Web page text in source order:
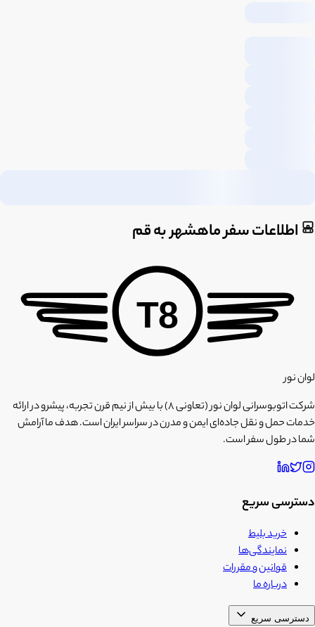
اطلاعات سفر ماهشهر به قم
T8
لوان نور
شرکت اتوبوسرانی لوان نور (تعاونی ۸) با بیش از نیم قرن تجربه، پیشرو در ارائه
خدمات حمل و نقل جاده‌ای ایمن و مدرن در سراسر ایران است. هدف ما آرامش
شما در طول سفر است.
دسترسی سریع
خرید بلیط
نمایندگی‌ها
قوانین و مقررات
درباره ما
دسترسی سریع